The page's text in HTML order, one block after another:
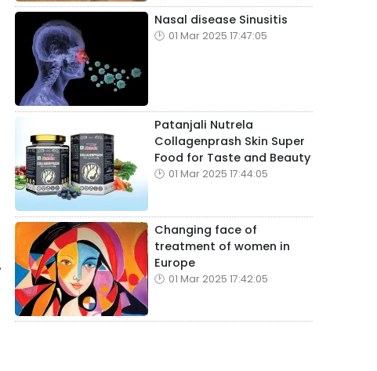
Nasal disease Sinusitis
01 Mar 2025 17:47:05
Patanjali Nutrela
Collagenprash Skin Super
Food for Taste and Beauty
01 Mar 2025 17:44:05
Changing face of
treatment of women in
Europe
01 Mar 2025 17:42:05